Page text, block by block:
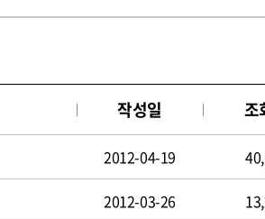
작성일 조
2012-04-19
2012-03-26